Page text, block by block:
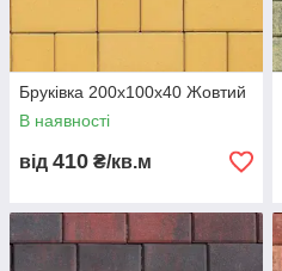
Бруківка 200х100х40 Жовтий
В наявності
від 410 ₴/кв.м